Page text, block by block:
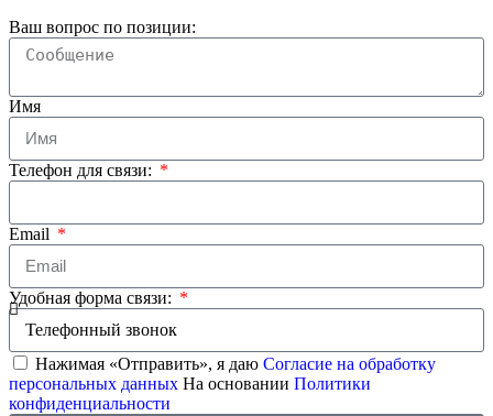
Ваш вопрос по позиции:
Имя
Телефон для связи:
Email
Удобная форма связи:
Нажимая «Отправить», я даю Согласие на обработку
персональных данных На основании Политики
конфиденциальности